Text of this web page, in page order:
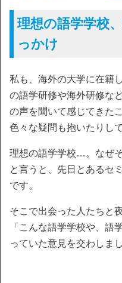
理想の語学学校
っかけ
私も、海外の大学に在籍
の語学研修や海外研修な
の声を聞いて感じてきた
色々な疑問も抱いたりし
理想の語学学校…。なぜ
と言うと、先日とあるセ
です。
そこで出会った人たちと
「こんな語学学校や、語
っていた意見を交わしまし